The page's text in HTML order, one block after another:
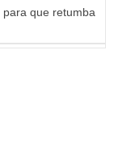
que retumba